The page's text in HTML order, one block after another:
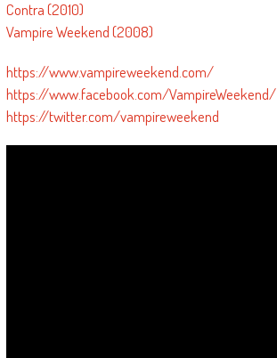
Contra (2010)
Vampire Weekend (2008)
https://www.vampireweekend.com/
https://www.facebook.com/VampireWeekend/
https://twitter.com/vampireweekend